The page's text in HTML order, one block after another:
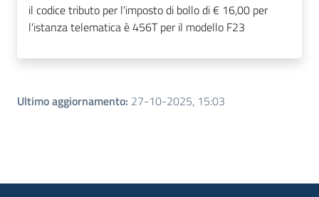
il codice tributo per l'imposto di bollo di € 16,00 per
l'istanza telematica è 456T per il modello F23
Ultimo aggiornamento: 27-10-2025, 15:03